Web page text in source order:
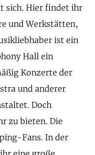
sich. Hier findet ihr
und Werkstätten,
ist ein
Hall ein
Konzerte der
und anderer
Doch
zu bieten. Die
Fans. In der